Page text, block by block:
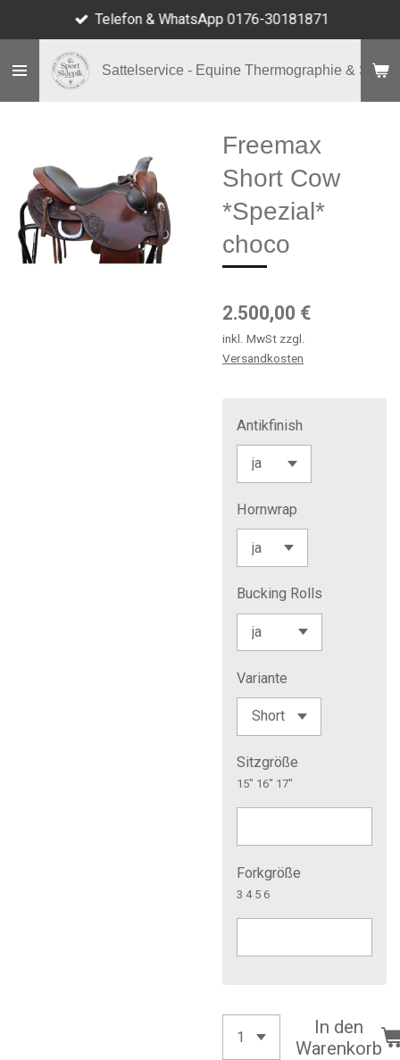
Hauptinhalt
springen
Sattelservice - Equine Thermographie & Shop
Telefon & WhatsApp 0176-30181871
Freemax
Short Cow
*Spezial*
choco
2.500,00 €
inkl. MwSt zzgl.
Versandkosten
Antikfinish
Hornwrap
Bucking Rolls
Variante
Sitzgröße
15" 16" 17"
Forkgröße
3 4 5 6
In den
Warenkorb